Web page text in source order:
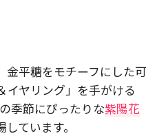
平糖をモチーフにした可
イヤリング」を手がける
季節にぴったりな紫陽花
しています。